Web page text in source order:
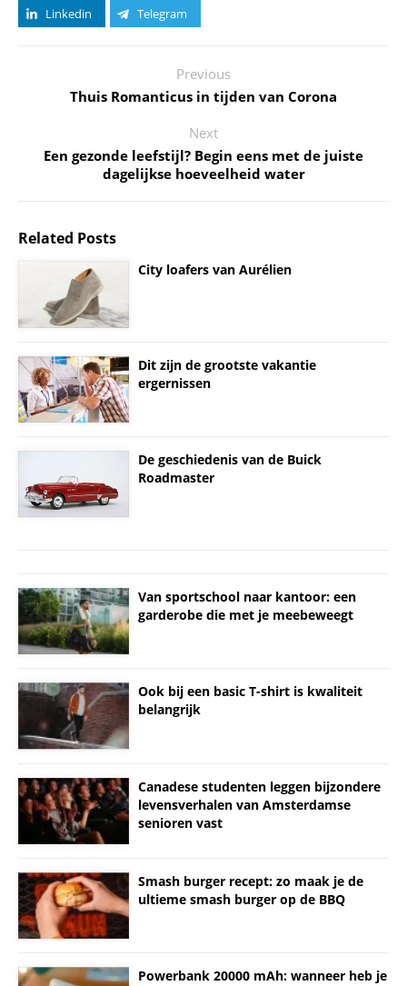
Linkedin
Telegram
Previous
Thuis Romanticus in tijden van Corona
Next
Een gezonde leefstijl? Begin eens met de juiste
dagelijkse hoeveelheid water
Related Posts
City loafers van Aurélien
Dit zijn de grootste vakantie
ergernissen
De geschiedenis van de Buick
Roadmaster
Van sportschool naar kantoor: een
garderobe die met je meebeweegt
Ook bij een basic T-shirt is kwaliteit
belangrijk
Canadese studenten leggen bijzondere
levensverhalen van Amsterdamse
senioren vast
Smash burger recept: zo maak je de
ultieme smash burger op de BBQ
Powerbank 20000 mAh: wanneer heb je